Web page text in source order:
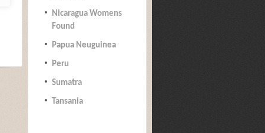
Nicaragua Womens
Found
Papua Neuguinea
Peru
Sumatra
Tansania